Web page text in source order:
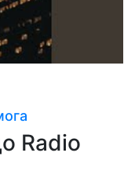
Radio